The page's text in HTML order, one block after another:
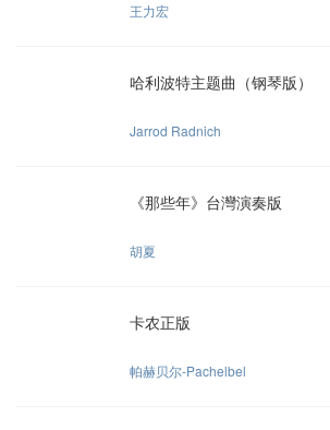
王力宏
哈利波特主题曲（钢琴版）
Jarrod Radnich
《那些年》台灣演奏版
胡夏
卡农正版
帕赫贝尔-Pachelbel